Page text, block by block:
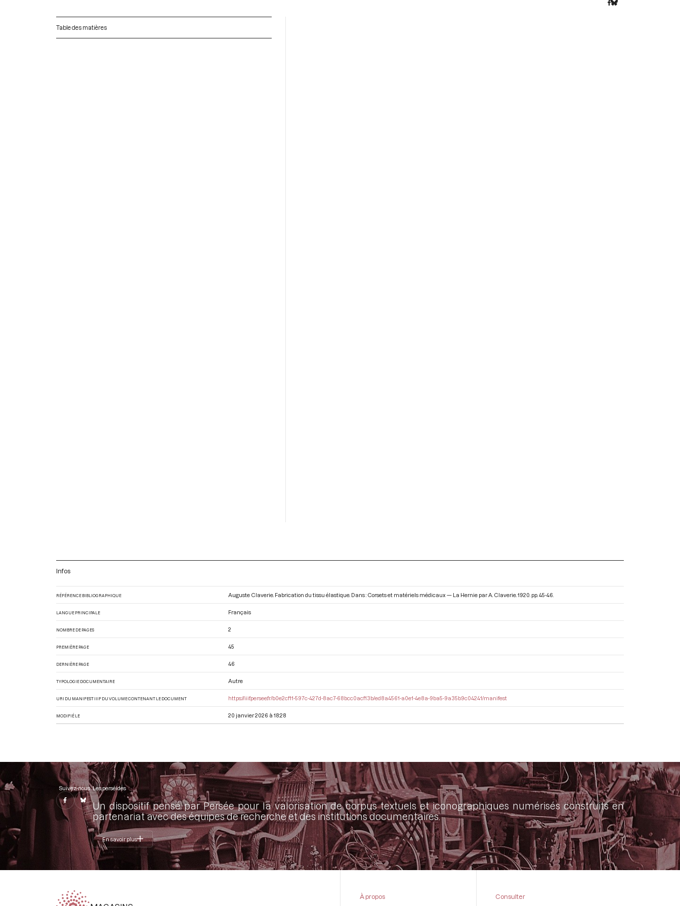
Table des matières
Infos
RÉFÉRENCE BIBLIOGRAPHIQUE Auguste Claverie. Fabrication du tissu élastique. Dans : Corsets et matériels médicaux — La Hernie par A. Claverie. 1920. pp. 45-46.
LANGUE PRINCIPALE Français
NOMBRE DE PAGES 2
PREMIÈRE PAGE 45
DERNIÈRE PAGE 46
TYPOLOGIE DOCUMENTAIRE Autre
URI DU MANIFEST IIIF DU VOLUME CONTENANT LE DOCUMENT https://iiif.persee.fr/b0e2cf11-597c-427d-8ac7-68bcc0acf13b/ed8a4561-a0e1-4e8a-9ba5-9a35b9c04241/manifest
MODIFIÉ LE 20 janvier 2026 à 18:28
Suivez-nous Les perséides
Un dispositif pensé par Persée pour la valorisation de corpus textuels et iconographiques numérisés construits en
partenariat avec des équipes de recherche et des institutions documentaires.
En savoir plus
À propos
Consulter